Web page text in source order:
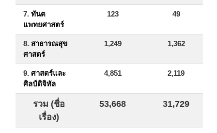
7. ทันต
แพทยศาสตร์
123 49
8. สาธารณสุข
ศาสตร์
1,249 1,362
9. ศาสตร์และ
ศิลป์ดิจิทัล
4,851 2,119
รวม (ชื่อ
เรื่อง)
53,668 31,729